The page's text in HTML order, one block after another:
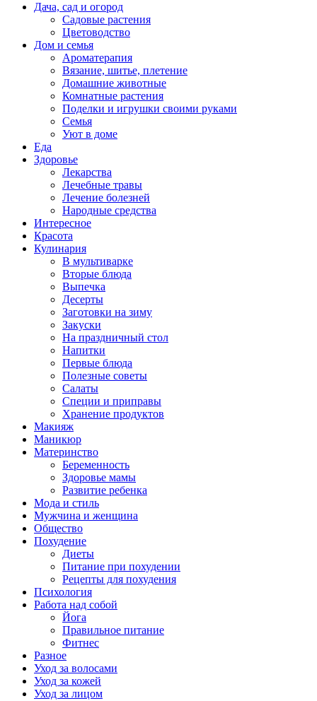
Дача, сад и огород
Садовые растения
Цветоводство
Дом и семья
Ароматерапия
Вязание, шитье, плетение
Домашние животные
Комнатные растения
Поделки и игрушки своими руками
Семья
Уют в доме
Еда
Здоровье
Лекарства
Лечебные травы
Лечение болезней
Народные средства
Интересное
Красота
Кулинария
В мультиварке
Вторые блюда
Выпечка
Десерты
Заготовки на зиму
Закуски
На праздничный стол
Напитки
Первые блюда
Полезные советы
Салаты
Специи и приправы
Хранение продуктов
Макияж
Маникюр
Материнство
Беременность
Здоровье мамы
Развитие ребенка
Мода и стиль
Мужчина и женщина
Общество
Похудение
Диеты
Питание при похудении
Рецепты для похудения
Психология
Работа над собой
Йога
Правильное питание
Фитнес
Разное
Уход за волосами
Уход за кожей
Уход за лицом